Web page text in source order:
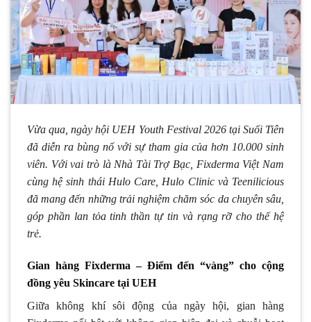
Vừa qua, ngày hội UEH Youth Festival 2026 tại Suối Tiên
đã diễn ra bùng nổ với sự tham gia của hơn 10.000 sinh
viên. Với vai trò là Nhà Tài Trợ Bạc, Fixderma Việt Nam
cùng hệ sinh thái Hulo Care, Hulo Clinic và Teenilicious
đã mang đến những trải nghiệm chăm sóc da chuyên sâu,
góp phần lan tỏa tinh thần tự tin và rạng rỡ cho thế hệ
trẻ.
Gian hàng Fixderma – Điểm đến “vàng” cho cộng
đồng yêu Skincare tại UEH
Giữa không khí sôi động của ngày hội, gian hàng